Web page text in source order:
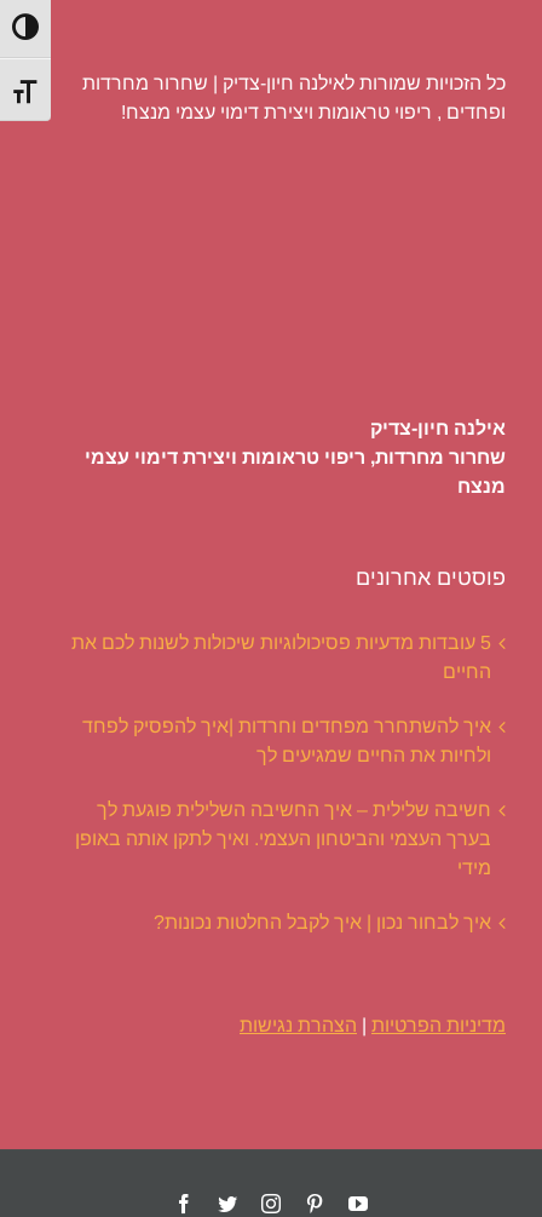
מתג
כל הזכויות שמורות לאילנה חיון-צדיק | שחרור מחרדות
ופחדים , ריפוי טראומות ויצירת דימוי עצמי מנצח!
אילנה חיון-צדיק
שחרור מחרדות, ריפוי טראומות ויצירת דימוי עצמי
מנצח
פוסטים אחרונים
5 עובדות מדעיות פסיכולוגיות שיכולות לשנות לכם את
החיים
איך להשתחרר מפחדים וחרדות |איך להפסיק לפחד
ולחיות את החיים שמגיעים לך
חשיבה שלילית – איך החשיבה השלילית פוגעת לך
בערך העצמי והביטחון העצמי. ואיך לתקן אותה באופן
מידי
איך לבחור נכון | איך לקבל החלטות נכונות?
מדיניות הפרטיות | הצהרת נגישות
YouTube
Pinterest
Instagram
Twitter